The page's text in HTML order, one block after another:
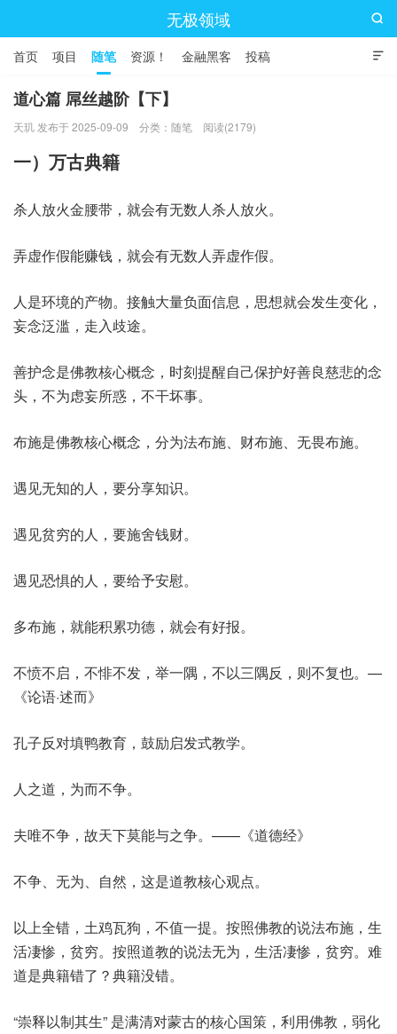
无极领域

首页 项目 随笔 资源！ 金融黑客 投稿

道心篇 屌丝越阶【下】
天玑 发布于 2025-09-09 分类： 随笔 阅读(2179)
一）万古典籍
杀人放火金腰带，就会有无数人杀人放火。
弄虚作假能赚钱，就会有无数人弄虚作假。
人是环境的产物。接触大量负面信息，思想就会发生变化，
妄念泛滥，走入歧途。
善护念是佛教核心概念，时刻提醒自己保护好善良慈悲的念
头，不为虑妄所惑，不干坏事。
布施是佛教核心概念，分为法布施、财布施、无畏布施。
遇见无知的人，要分享知识。
遇见贫穷的人，要施舍钱财。
遇见恐惧的人，要给予安慰。
多布施，就能积累功德，就会有好报。
不愤不启，不悱不发，举一隅，不以三隅反，则不复也。—
《论语·述而》
孔子反对填鸭教育，鼓励启发式教学。
人之道，为而不争。
夫唯不争，故天下莫能与之争。——《道德经》
不争、无为、自然，这是道教核心观点。
以上全错，土鸡瓦狗，不值一提。按照佛教的说法布施，生
活凄惨，贫穷。按照道教的说法无为，生活凄惨，贫穷。难
道是典籍错了？典籍没错。
“崇释以制其生” 是满清对蒙古的核心国策，利用佛教，弱化